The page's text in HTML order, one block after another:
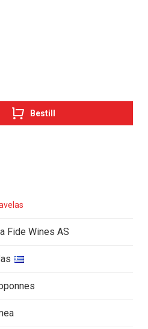
Fide Wines AS
Bestill